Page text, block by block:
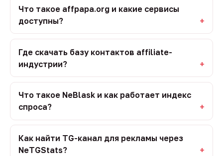
Что такое affpapa.org и какие сервисы
доступны?
Где скачать базу контактов affiliate-
индустрии?
Что такое NeBlask и как работает индекс
спроса?
Как найти TG-канал для рекламы через
NeTGStats?